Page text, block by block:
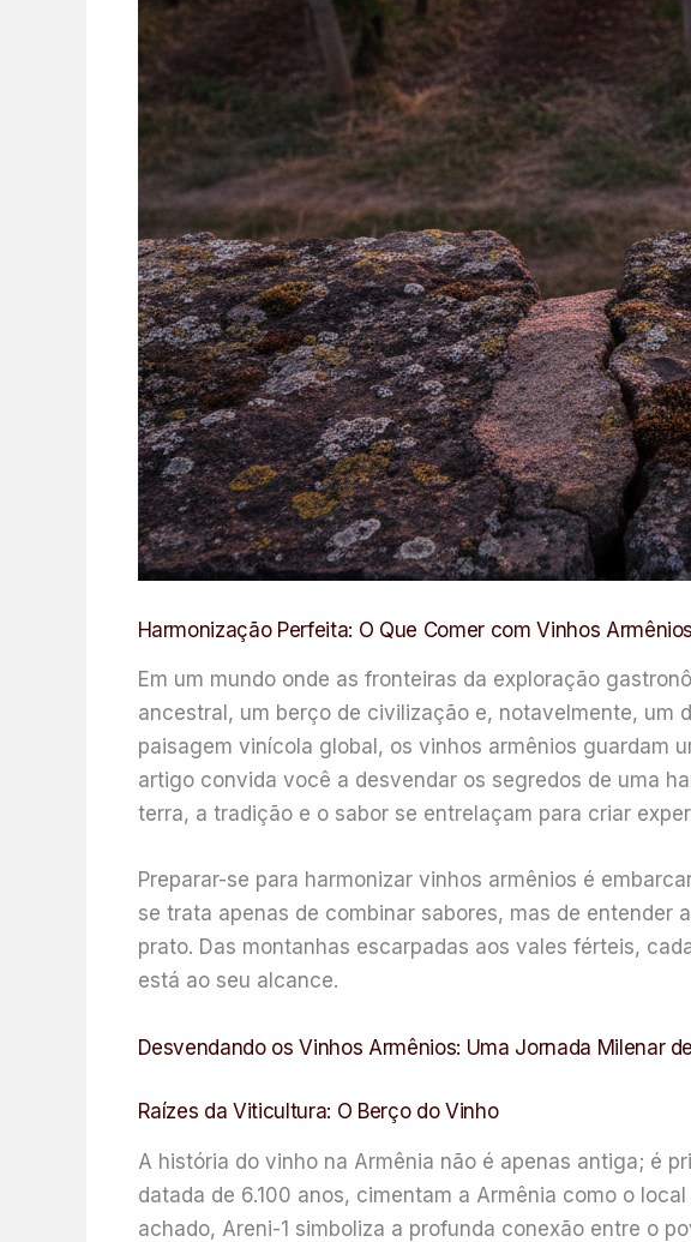
Harmonização Perfeita: O Que Comer com Vinhos
Em um mundo onde as fronteiras da exploração
ancestral, um berço de civilização e, notavelmente, um
paisagem vinícola global, os vinhos armênios guardam
artigo convida você a desvendar os segredos de uma
terra, a tradição e o sabor se entrelaçam para criar
Preparar-se para harmonizar vinhos armênios é
se trata apenas de combinar sabores, mas de entender
prato. Das montanhas escarpadas aos vales férteis,
está ao seu alcance.
Desvendando os Vinhos Armênios: Uma Jornada Milenar
Raízes da Viticultura: O Berço do Vinho
A história do vinho na Armênia não é apenas antiga; é
datada de 6.100 anos, cimentam a Armênia como o
achado, Areni-1 simboliza a profunda conexão entre o